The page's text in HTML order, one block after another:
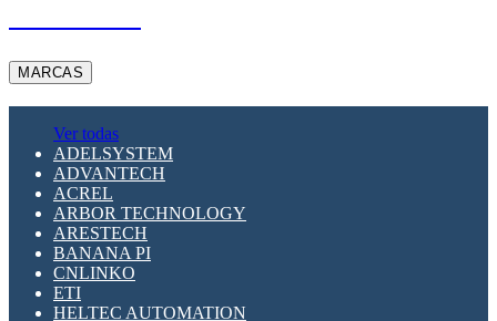
MARCAS
Ver todas
ADELSYSTEM
ADVANTECH
ACREL
ARBOR TECHNOLOGY
ARESTECH
BANANA PI
CNLINKO
ETI
HELTEC AUTOMATION